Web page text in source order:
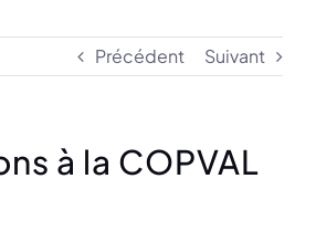
Précédent Suivant
à la COPVAL